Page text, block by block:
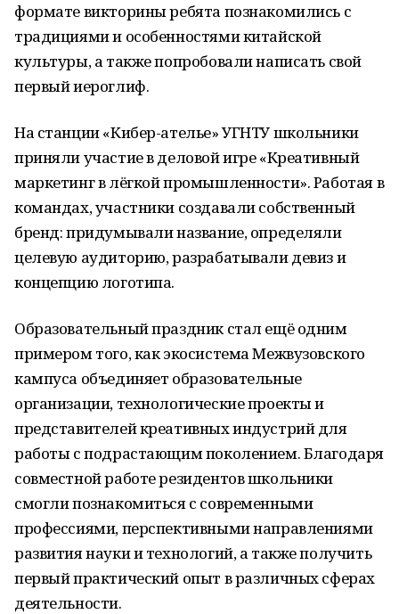
формате викторины ребята познакомились с
традициями и особенностями китайской
культуры, а также попробовали написать свой
первый иероглиф.
На станции «Кибер-ателье» УГНТУ школьники
приняли участие в деловой игре «Креативный
маркетинг в лёгкой промышленности». Работая в
командах, участники создавали собственный
бренд: придумывали название, определяли
целевую аудиторию, разрабатывали девиз и
концепцию логотипа.
Образовательный праздник стал ещё одним
примером того, как экосистема Межвузовского
кампуса объединяет образовательные
организации, технологические проекты и
представителей креативных индустрий для
работы с подрастающим поколением. Благодаря
совместной работе резидентов школьники
смогли познакомиться с современными
профессиями, перспективными направлениями
развития науки и технологий, а также получить
первый практический опыт в различных сферах
деятельности.